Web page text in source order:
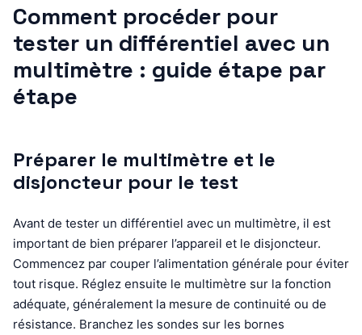
Comment procéder pour
tester un différentiel avec un
multimètre : guide étape par
étape
Préparer le multimètre et le
disjoncteur pour le test
Avant de tester un différentiel avec un multimètre, il est
important de bien préparer l’appareil et le disjoncteur.
Commencez par couper l’alimentation générale pour éviter
tout risque. Réglez ensuite le multimètre sur la fonction
adéquate, généralement la mesure de continuité ou de
résistance. Branchez les sondes sur les bornes